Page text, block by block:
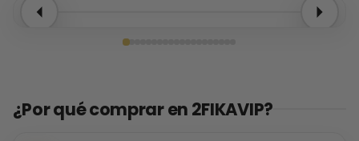
¿Por qué comprar en 2FIKAVIP?